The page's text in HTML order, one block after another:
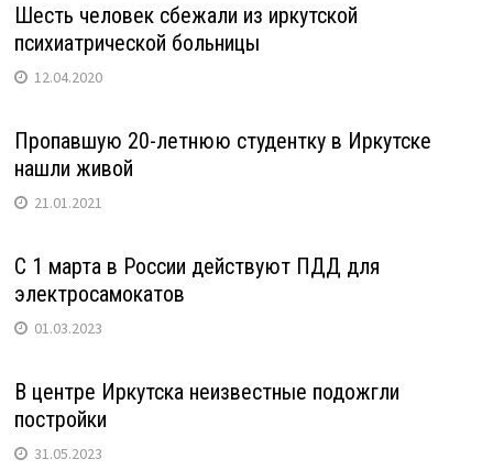
Шесть человек сбежали из иркутской
психиатрической больницы
12.04.2020
Пропавшую 20-летнюю студентку в Иркутске
нашли живой
21.01.2021
С 1 марта в России действуют ПДД для
электросамокатов
01.03.2023
В центре Иркутска неизвестные подожгли
постройки
31.05.2023